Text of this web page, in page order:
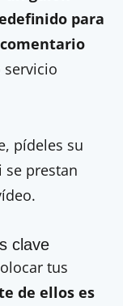
para
pídeles su
prestan
clave
tus
de ellos es